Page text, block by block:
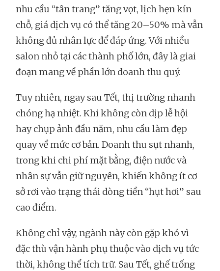
nhu cầu “tân trang” tăng vọt, lịch hẹn kín
chỗ, giá dịch vụ có thể tăng 20–50% mà vẫn
không đủ nhân lực để đáp ứng. Với nhiều
salon nhỏ tại các thành phố lớn, đây là giai
đoạn mang về phần lớn doanh thu quý.
Tuy nhiên, ngay sau Tết, thị trường nhanh
chóng hạ nhiệt. Khi không còn dịp lễ hội
hay chụp ảnh đầu năm, nhu cầu làm đẹp
quay về mức cơ bản. Doanh thu sụt nhanh,
trong khi chi phí mặt bằng, điện nước và
nhân sự vẫn giữ nguyên, khiến không ít cơ
sở rơi vào trạng thái dòng tiền “hụt hơi” sau
cao điểm.
Không chỉ vậy, ngành này còn gặp khó vì
đặc thù vận hành phụ thuộc vào dịch vụ tức
thời, không thể tích trữ. Sau Tết, ghế trống